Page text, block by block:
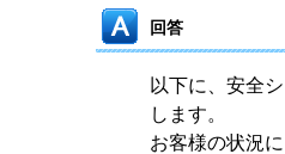
回答
以下に、安全
します。
お客様の状況